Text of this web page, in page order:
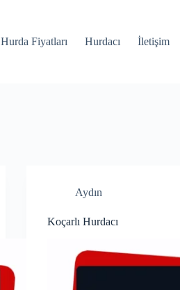
Hurda Fiyatları Hurdacı İletişim
Aydın
Koçarlı Hurdacı